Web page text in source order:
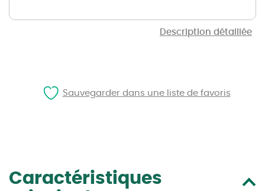
Description détaillée
Caractéristiques
Sauvegarder dans une liste de favoris